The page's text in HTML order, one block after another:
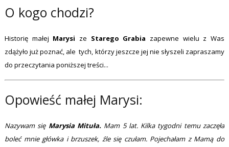
O kogo chodzi?
Historię małej Marysi ze Starego Grabia zapewne wielu z Was
zdążyło już poznać, ale tych, którzy jeszcze jej nie słyszeli zapraszamy
do przeczytania poniższej treści...
Opowieść małej Marysi:
Nazywam się Marysia Mituła.Mam 5 lat. Kilka tygodni temu zaczęła
boleć mnie główka i brzuszek, źle się czułam. Pojechałam z Mamą do